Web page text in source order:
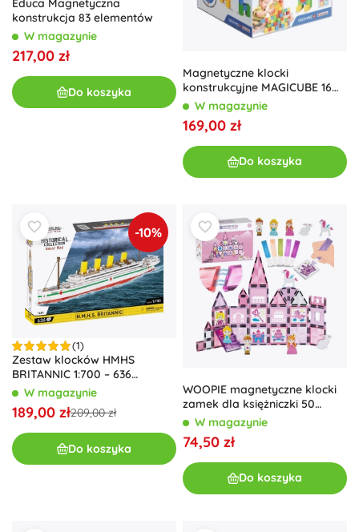
Educa Magnetyczna
konstrukcja 83 elementów
W magazynie
217,00 zł
Do koszyka
Magnetyczne klocki
konstrukcyjne MAGICUBE 16
szt. – plastik z recyklingu
W magazynie
169,00 zł
Do koszyka
-10%
(1)
Zestaw klocków HMHS
BRITANNIC 1:700 – 636
elementów od COBI
W magazynie
189,00 zł209,00 zł
Do koszyka
WOOPIE magnetyczne klocki
zamek dla księżniczki 50
elementów
W magazynie
74,50 zł
Do koszyka